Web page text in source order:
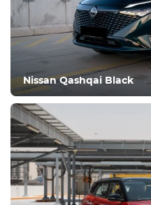
Nissan Qashqai Black